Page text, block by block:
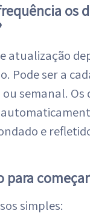
os
atualização
Pode ser a
semanal. Os
e
para
simples: